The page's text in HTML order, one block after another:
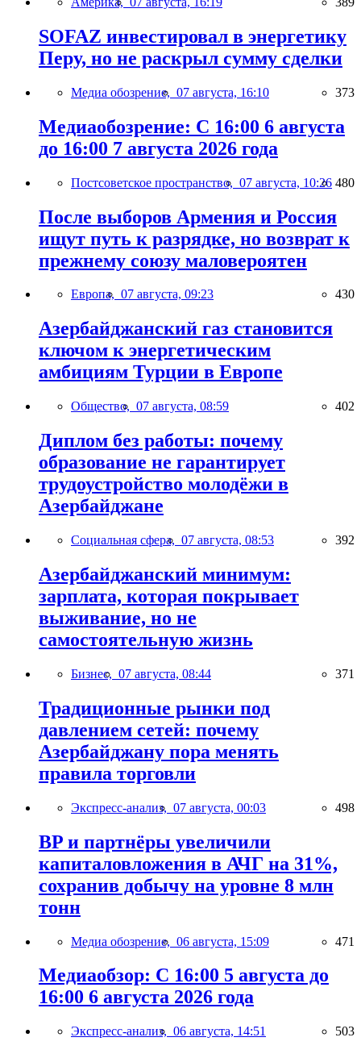
SOFAZ инвестировал в энергетику
Перу, но не раскрыл сумму сделки
Медиа обозрение, 07 августа, 16:10 373
Медиаобозрение: С 16:00 6 августа
до 16:00 7 августа 2026 года
Постсоветское пространство, 07 августа, 10:26 480
После выборов Армения и Россия
ищут путь к разрядке, но возврат к
прежнему союзу маловероятен
Европа, 07 августа, 09:23 430
Азербайджанский газ становится
ключом к энергетическим
амбициям Турции в Европе
Общество, 07 августа, 08:59 402
Диплом без работы: почему
образование не гарантирует
трудоустройство молодёжи в
Азербайджане
Социальная сфера, 07 августа, 08:53 392
Азербайджанский минимум:
зарплата, которая покрывает
выживание, но не
самостоятельную жизнь
Бизнес, 07 августа, 08:44 371
Традиционные рынки под
давлением сетей: почему
Азербайджану пора менять
правила торговли
Экспресс-анализ, 07 августа, 00:03 498
BP и партнёры увеличили
капиталовложения в АЧГ на 31%,
сохранив добычу на уровне 8 млн
тонн
Медиа обозрение, 06 августа, 15:09 471
Медиаобзор: С 16:00 5 августа до
16:00 6 августа 2026 года
Экспресс-анализ, 06 августа, 14:51 503